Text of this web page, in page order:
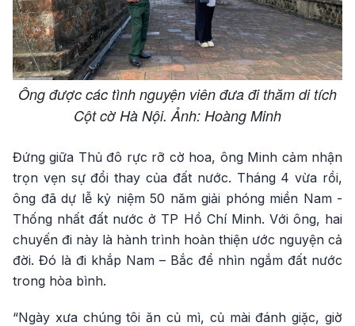
Ông được các tình nguyện viên đưa đi thăm di tích
Cột cờ Hà Nội. Ảnh: Hoàng Minh
Đứng giữa Thủ đô rực rỡ cờ hoa, ông Minh cảm nhận
trọn vẹn sự đổi thay của đất nước. Tháng 4 vừa rồi,
ông đã dự lễ kỷ niệm 50 năm giải phóng miền Nam -
Thống nhất đất nước ở TP Hồ Chí Minh. Với ông, hai
chuyến đi này là hành trình hoàn thiện ước nguyện cả
đời. Đó là đi khắp Nam – Bắc để nhìn ngắm đất nước
trong hòa bình.
“Ngày xưa chúng tôi ăn củ mì, củ mài đánh giặc, giờ